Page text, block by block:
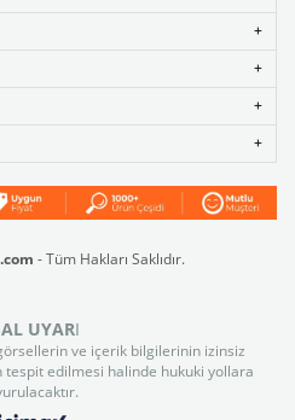
- Tüm Hakları Saklıdır.
UYARI
ve içerik bilgilerinin izinsiz
tespit edilmesi halinde hukuki yollara